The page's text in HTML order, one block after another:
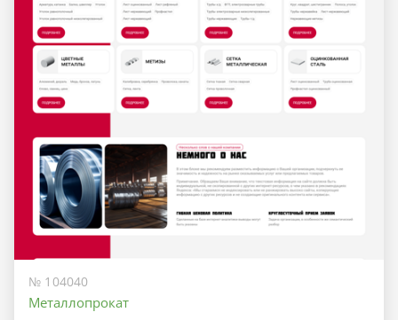
№ 104040
Металлопрокат